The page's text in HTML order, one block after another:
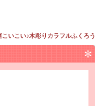
こいこい♪木彫りカラフルふくろう